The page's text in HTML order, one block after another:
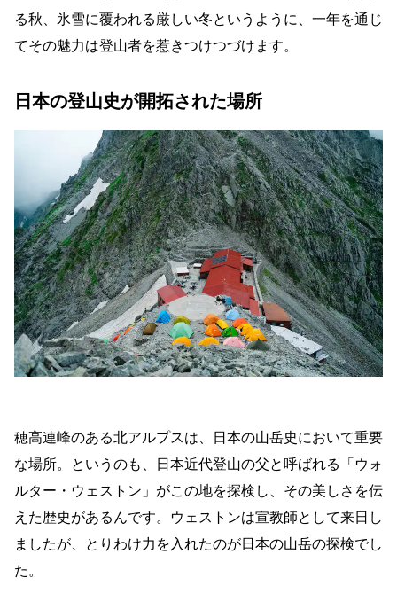
る秋、氷雪に覆われる厳しい冬というように、一年を通じ
てその魅力は登山者を惹きつけつづけます。
日本の登山史が開拓された場所
穂高連峰のある北アルプスは、日本の山岳史において重要
な場所。というのも、日本近代登山の父と呼ばれる「ウォ
ルター・ウェストン」がこの地を探検し、その美しさを伝
えた歴史があるんです。ウェストンは宣教師として来日し
ましたが、とりわけ力を入れたのが日本の山岳の探検でし
た。